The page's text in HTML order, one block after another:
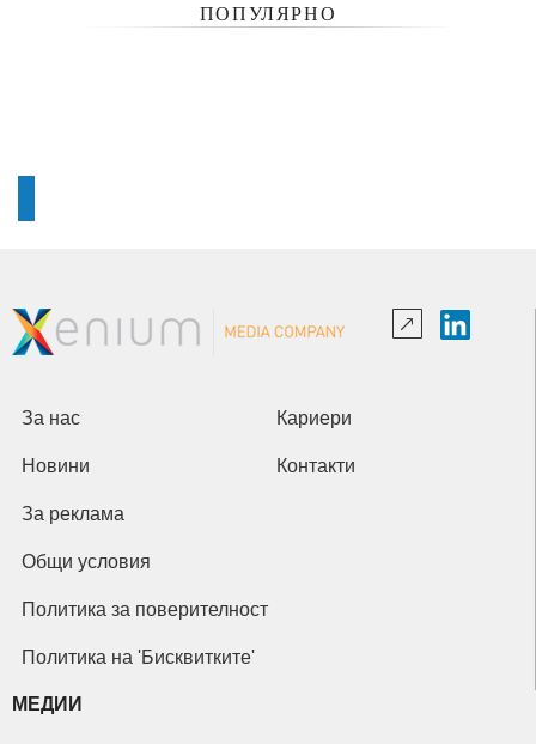
ПОПУЛЯРНО
За нас Кариери
Новини Контакти
За реклама
Общи условия
Политика за поверителност
Политика на 'Бисквитките'
МЕДИИ